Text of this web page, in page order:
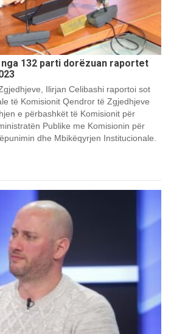
132 parti dorëzuan raportet
Ilirjan Celibashi raportoi sot
të Komisionit Qendror të Zgjedhjeve
e përbashkët të Komisionit për
Publike me Komisionin për
dhe Mbikëqyrjen Institucionale.